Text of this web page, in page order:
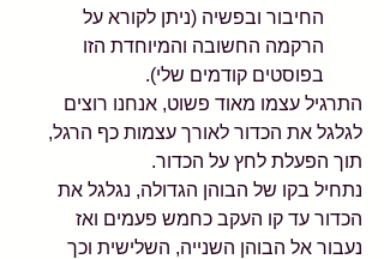
החיבור ובפשיה (ניתן לקורא על
הרקמה החשובה והמיוחדת הזו
בפוסטים קודמים שלי).
התרגיל עצמו מאוד פשוט, אנחנו רוצים
לגלגל את הכדור לאורך עצמות כף הרגל,
תוך הפעלת לחץ על הכדור.
נתחיל בקו של הבוהן הגדולה, נגלגל את
הכדור עד קו העקב כחמש פעמים ואז
נעבור אל הבוהן השנייה, השלישית וכך